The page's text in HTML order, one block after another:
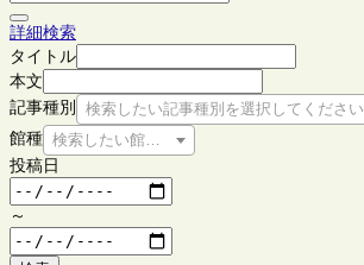
詳細検索
タイトル
本文
記事種別
検索したい記事種別を選択してください
館種 検索したい館種を選択してください
投稿日
～